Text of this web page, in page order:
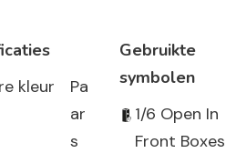
kleur
Pa
ar
s
Gebruikte
symbolen
1/6 Open In
Front Boxes